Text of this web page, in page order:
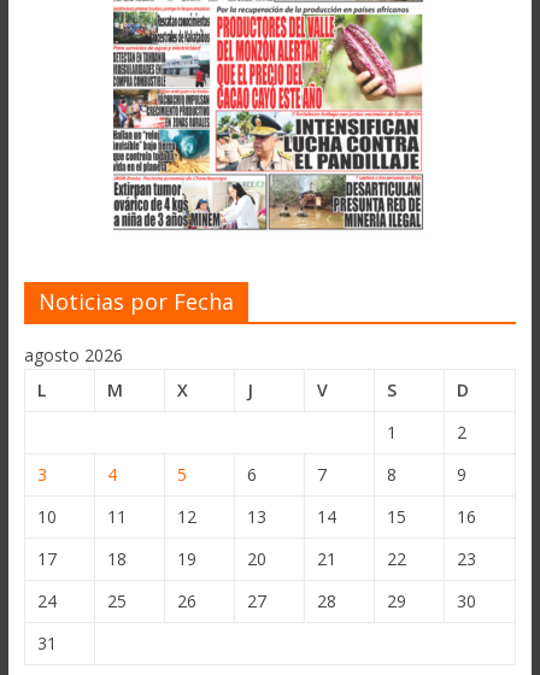
Noticias por Fecha
agosto 2026
L
M X J V S
D
1
2
3
4 5 6 7 8
9
10
11 12 13 14 15
16
17
18 19 20 21 22
23
24
25 26 27 28 29
30
31